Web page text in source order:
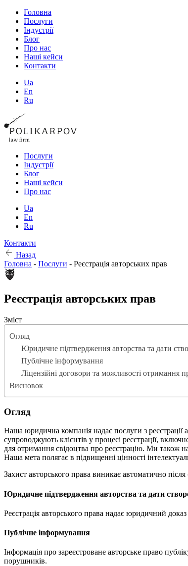
Головна
Послуги
Індустрії
Блог
Про нас
Наші кейси
Контакти
Ua
En
Ru
Послуги
Індустрії
Блог
Наші кейси
Про нас
Ua
En
Ru
Контакти
Назад
Головна - Послуги - Реєстрація авторських прав
Реєстрація авторських прав
Зміст
Огляд
Юридичне підтвердження авторства та дати
Публічне інформування
Ліцензійні договори та можливості отримання
Висновок
Огляд
Наша юридична компанія надає послуги з
супроводжують клієнтів у процесі реєстрації,
для отримання свідоцтва про реєстрацію. Ми також
Наша мета полягає в підвищенні цінності
Захист авторського права виникає автоматично після
Юридичне підтвердження авторства та дати
Реєстрація авторського права надає юридичний
Публічне інформування
Інформація про зареєстроване авторське право
порушників.